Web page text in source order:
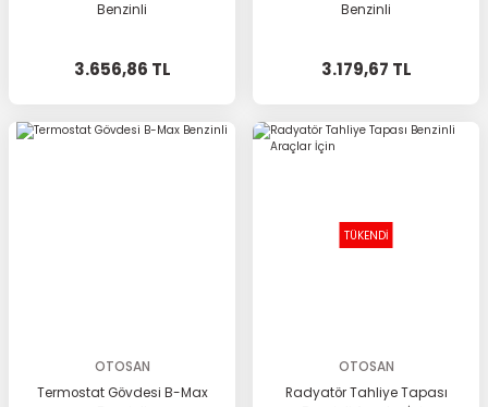
Benzinli
3.656,86 TL
Benzinli
3.179,67 TL
OTOSAN
Termostat Gövdesi B-Max
TÜKENDİ
OTOSAN
Radyatör Tahliye Tapası